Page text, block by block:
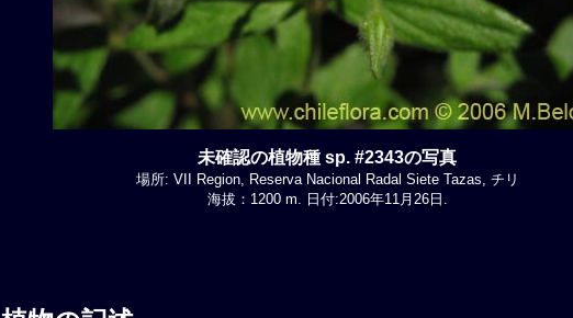
未確認の植物種 sp. #2343の写真
場所: VII Region, Reserva Nacional Radal Siete Tazas, チリ
海拔：1200 m. 日付:2006年11月26日.